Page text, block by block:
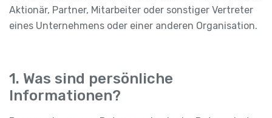
Aktionär, Partner, Mitarbeiter oder sonstiger Vertreter
eines Unternehmens oder einer anderen Organisation.
1. Was sind persönliche
Informationen?